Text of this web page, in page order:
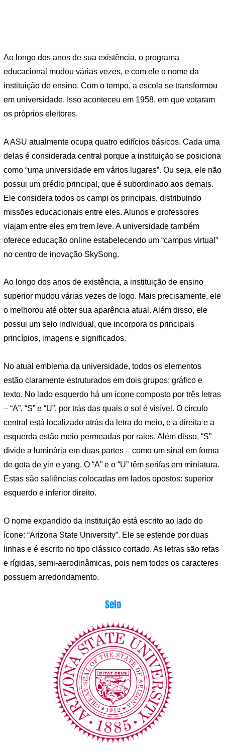
Ao longo dos anos de sua existência, o programa
educacional mudou várias vezes, e com ele o nome da
instituição de ensino. Com o tempo, a escola se transformou
em universidade. Isso aconteceu em 1958, em que votaram
os próprios eleitores.
A ASU atualmente ocupa quatro edifícios básicos. Cada uma
delas é considerada central porque a instituição se posiciona
como “uma universidade em vários lugares”. Ou seja, ele não
possui um prédio principal, que é subordinado aos demais.
Ele considera todos os campi os principais, distribuindo
missões educacionais entre eles. Alunos e professores
viajam entre eles em trem leve. A universidade também
oferece educação online estabelecendo um “campus virtual”
no centro de inovação SkySong.
Ao longo dos anos de existência, a instituição de ensino
superior mudou várias vezes de logo. Mais precisamente, ele
o melhorou até obter sua aparência atual. Além disso, ele
possui um selo individual, que incorpora os principais
princípios, imagens e significados.
No atual emblema da universidade, todos os elementos
estão claramente estruturados em dois grupos: gráfico e
texto. No lado esquerdo há um ícone composto por três letras
– “A”, “S” e “U”, por trás das quais o sol é visível. O círculo
central está localizado atrás da letra do meio, e a direita e a
esquerda estão meio permeadas por raios. Além disso, “S”
divide a luminária em duas partes – como um sinal em forma
de gota de yin e yang. O “A” e o “U” têm serifas em miniatura.
Estas são saliências colocadas em lados opostos: superior
esquerdo e inferior direito.
O nome expandido da instituição está escrito ao lado do
ícone: “Arizona State University”. Ele se estende por duas
linhas e é escrito no tipo clássico cortado. As letras são retas
e rígidas, semi-aerodinâmicas, pois nem todos os caracteres
possuem arredondamento.
Selo